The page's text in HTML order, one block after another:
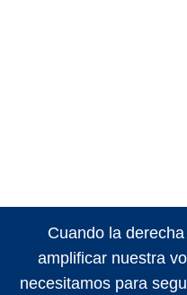
Cuando la
amplificar nuestra
necesitamos para